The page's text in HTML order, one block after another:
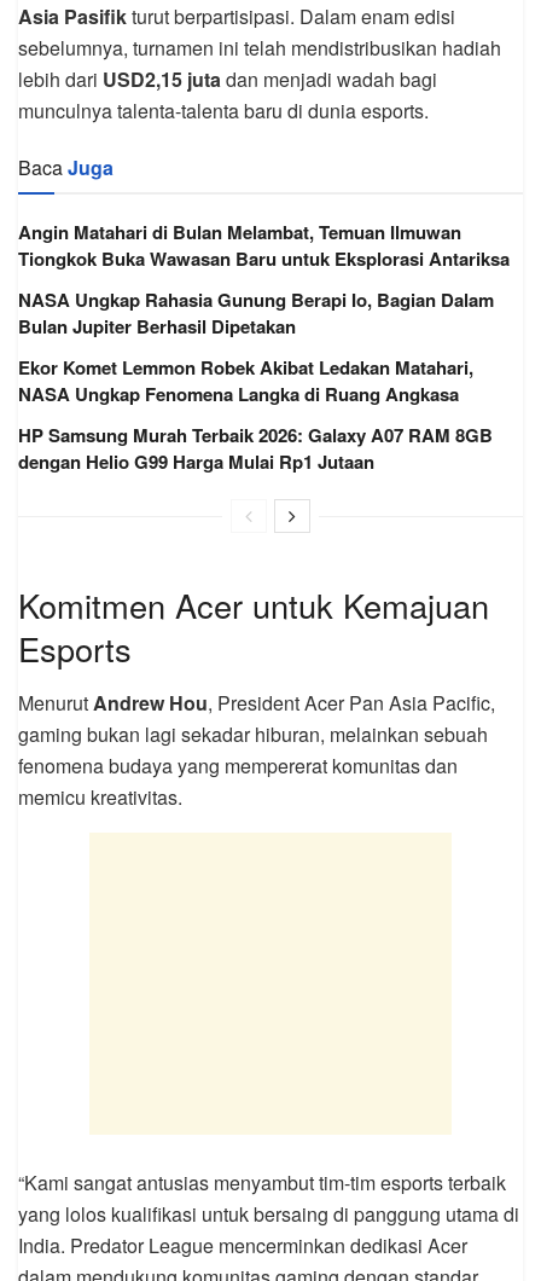
Asia Pasifikturut berpartisipasi. Dalam enam edisi
sebelumnya, turnamen ini telah mendistribusikan hadiah
lebih dari USD2,15 jutadan menjadi wadah bagi
munculnya talenta-talenta baru di dunia esports.
BacaJuga
Angin Matahari di Bulan Melambat, Temuan Ilmuwan
Tiongkok Buka Wawasan Baru untuk Eksplorasi Antariksa
NASA Ungkap Rahasia Gunung Berapi Io, Bagian Dalam
Bulan Jupiter Berhasil Dipetakan
Ekor Komet Lemmon Robek Akibat Ledakan Matahari,
NASA Ungkap Fenomena Langka di Ruang Angkasa
HP Samsung Murah Terbaik 2026: Galaxy A07 RAM 8GB
dengan Helio G99 Harga Mulai Rp1 Jutaan
Komitmen Acer untuk Kemajuan
Esports
MenurutAndrew Hou, President Acer Pan Asia Pacific,
gaming bukan lagi sekadar hiburan, melainkan sebuah
fenomena budaya yang mempererat komunitas dan
memicu kreativitas.
“Kami sangat antusias menyambut tim-tim esports terbaik
yang lolos kualifikasi untuk bersaing di panggung utama di
India. Predator League mencerminkan dedikasi Acer